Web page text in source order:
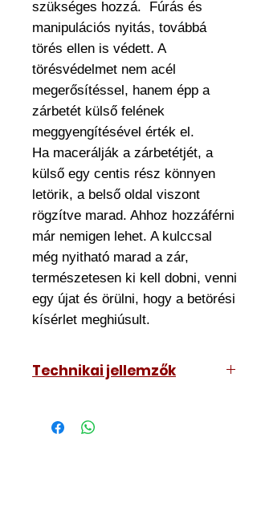
szükséges hozzá. Fúrás és
manipulációs nyitás, továbbá
törés ellen is védett. A
törésvédelmet nem acél
megerősítéssel, hanem épp a
zárbetét külső felének
meggyengítésével érték el.
Ha macerálják a zárbetétjét, a
külső egy centis rész könnyen
letörik, a belső oldal viszont
rögzítve marad. Ahhoz hozzáférni
már nemigen lehet. A kulccsal
még nyitható marad a zár,
természetesen ki kell dobni, venni
egy újat és örülni, hogy a betörési
kísérlet meghiúsult.
Technikai jellemzők
oldalnál fúrásvédelemmel 6db